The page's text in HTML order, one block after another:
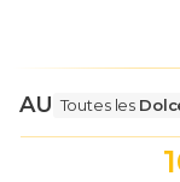
AUTRES
Toutes les